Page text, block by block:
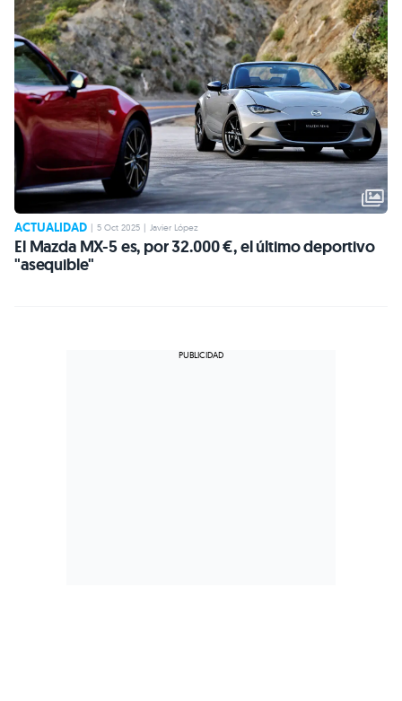
ACTUALIDAD | 5 Oct 2025 | Javier López
El Mazda MX-5 es, por 32.000 €, el último deportivo
"asequible"